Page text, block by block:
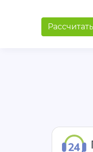
Рассчитать